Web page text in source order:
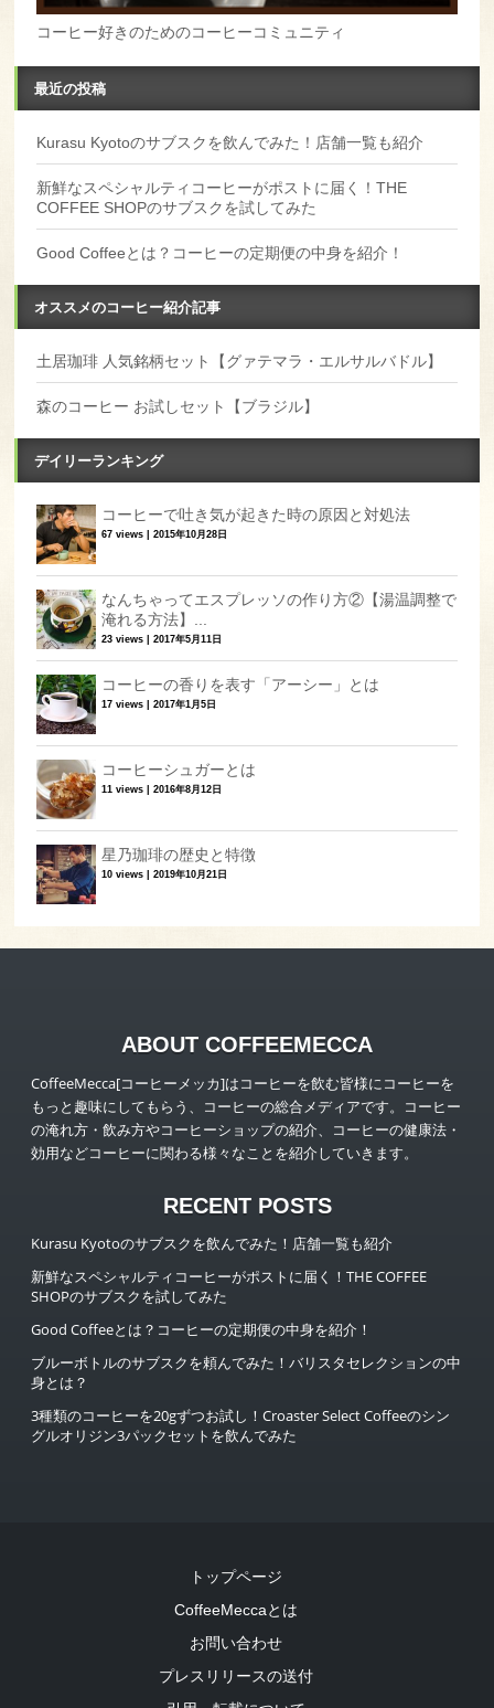
コーヒー好きのためのコーヒーコミュニティ
最近の投稿
Kurasu Kyotoのサブスクを飲んでみた！店舗一覧も紹介
新鮮なスペシャルティコーヒーがポストに届く！THE
COFFEE SHOPのサブスクを試してみた
Good Coffeeとは？コーヒーの定期便の中身を紹介！
オススメのコーヒー紹介記事
土居珈琲 人気銘柄セット【グァテマラ・エルサルバドル】
森のコーヒー お試しセット【ブラジル】
デイリーランキング
コーヒーで吐き気が起きた時の原因と対処法
67 views |2015年10月28日
なんちゃってエスプレッソの作り方②【湯温調整で
淹れる方法】...
23 views |2017年5月11日
コーヒーの香りを表す「アーシー」とは
17 views |2017年1月5日
コーヒーシュガーとは
11 views |2016年8月12日
星乃珈琲の歴史と特徴
10 views |2019年10月21日
ABOUT COFFEEMECCA
CoffeeMecca[コーヒーメッカ]はコーヒーを飲む皆様にコーヒーを
もっと趣味にしてもらう、コーヒーの総合メディアです。コーヒー
の淹れ方・飲み方やコーヒーショップの紹介、コーヒーの健康法・
効用などコーヒーに関わる様々なことを紹介していきます。
RECENT POSTS
Kurasu Kyotoのサブスクを飲んでみた！店舗一覧も紹介
新鮮なスペシャルティコーヒーがポストに届く！THE COFFEE
SHOPのサブスクを試してみた
Good Coffeeとは？コーヒーの定期便の中身を紹介！
ブルーボトルのサブスクを頼んでみた！バリスタセレクションの中
身とは？
3種類のコーヒーを20gずつお試し！Croaster Select Coffeeのシン
グルオリジン3パックセットを飲んでみた
トップページ
CoffeeMeccaとは
お問い合わせ
プレスリリースの送付